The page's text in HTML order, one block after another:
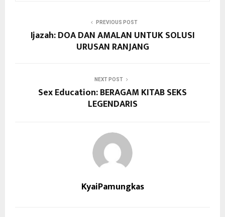
PREVIOUS POST
Ijazah: DOA DAN AMALAN UNTUK SOLUSI
URUSAN RANJANG
NEXT POST
Sex Education: BERAGAM KITAB SEKS
LEGENDARIS
KyaiPamungkas